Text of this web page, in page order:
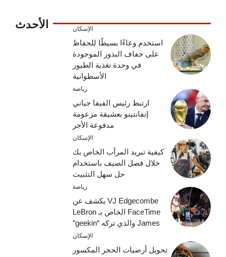
الأحدث الإسكان
استخدم وعاءًا بسيطًا للحفاظ
على جفاف البذور الموجودة
في وحدة تغذية الطيور
الأسطوانية
رياضة
ارتبط رئيس الفيفا جياني
إنفانتينو بعشيقة مزعومة
مدفوعة الأجر
الإسكان
كيفية تبريد المرآب الخاص بك
خلال فصل الصيف باستخدام
حل سهل التثبيت
رياضة
VJ Edgecombe يكشف عن
FaceTime الخاص بـ LeBron
James والذي تركه “geekin”
الإسكان
تحويل أرضيات الحجر المكسور